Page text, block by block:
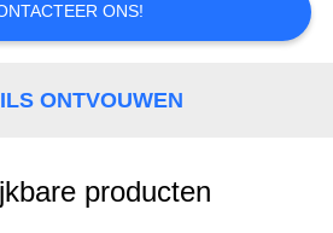
ONS!
ONTVOUWEN
producten